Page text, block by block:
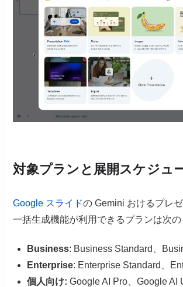
対象プランと展開スケジュ
Google スライドの Gemini おけるプレ
一括生成機能が利用できるプランは次の
Business: Business Standard、
Enterprise: Enterprise Standard、
個人向け: Google AI Pro、Google AI